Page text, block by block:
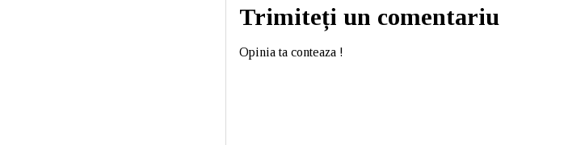
Trimiteți un comentariu
Opinia ta conteaza !